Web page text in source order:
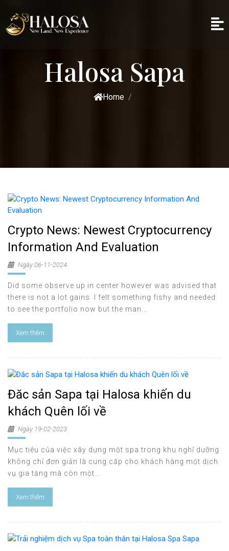
Halosa Sapa
Home
Crypto News: Newest Cryptocurrency
Information And Evaluation
Ngày 06-11-2024
Did some observe up in center however was advised that
there is not a lot gains. I felt something fishy and needed
to see the portfolio now but the man...
Xem thêm
Đăc sản Sapa tại Halosa khiến du
khách Quên lối về
Ngày 19-02-2023
Mục tiêu của việc xây dựng một spa trong khu nghỉ dưỡng
không chỉ đơn giản là cung cấp cho khách hàng một dịch
vụ gia tăng mà còn một...
Xem thêm